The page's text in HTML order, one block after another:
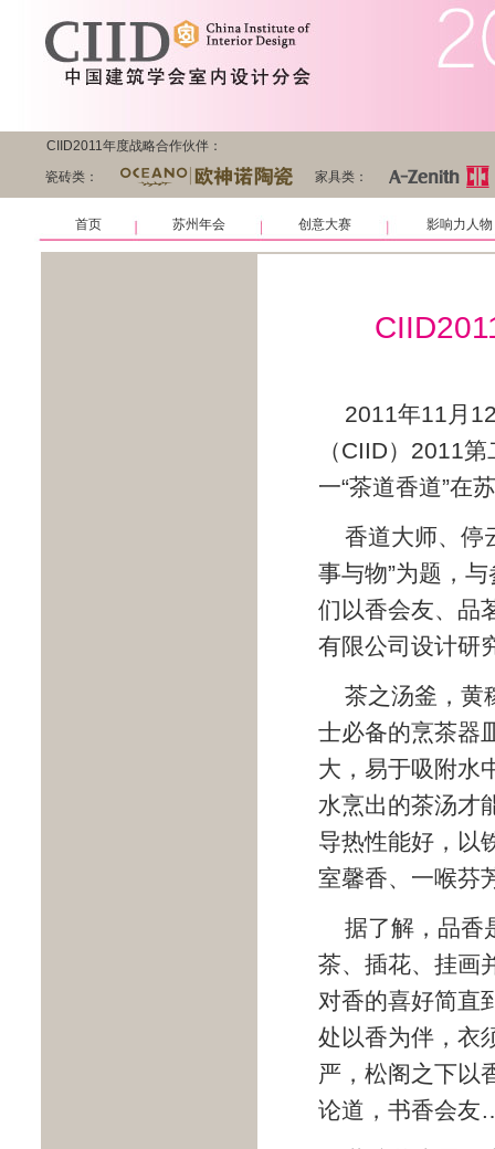
CIID2011年度战略合作伙伴：
瓷砖类：
家具类：
首页 苏州年会 创意大赛 影响力人物
2011年11月
（CIID）2011
一“茶道香道”在
香道大师、停
事与物”为题，
们以香会友、品
有限公司设计研
茶之汤釜，黄
士必备的烹茶器
大，易于吸附水
水烹出的茶汤才
导热性能好，以
室馨香、一喉芬
据了解，品香
茶、插花、挂画
对香的喜好简直
处以香为伴，衣
严，松阁之下以
论道，书香会